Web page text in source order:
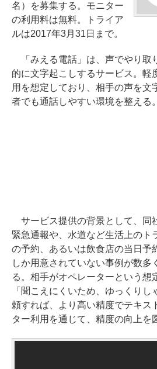
名）を募集する。モニター
の利用料は無料。トライア
ルは2017年3月31日まで。
「みえる電話」は、声でやり取
的に文字起こしするサービス。軽
用を想定しており、相手の声を文
者でも通話しやすい環境を整える。
サービス提供の背景として、同
緊急通報や、水道など生活上のト
の予約、あるいは飲食店の当日予
しか用意されていない事例が数多
る。相手がオペレーターという想
「聞こえにくいため、ゆっくり
頼すれば、より高い精度でテキス
ター利用を通じて、精度の向上を